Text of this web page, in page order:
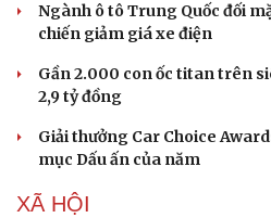
Ngành ô tô Trung Quốc đối
chiến giảm giá xe điện
Gần 2.000 con ốc titan trên
2,9 tỷ đồng
Giải thưởng Car Choice
mục Dấu ấn của năm
XÃ HỘI